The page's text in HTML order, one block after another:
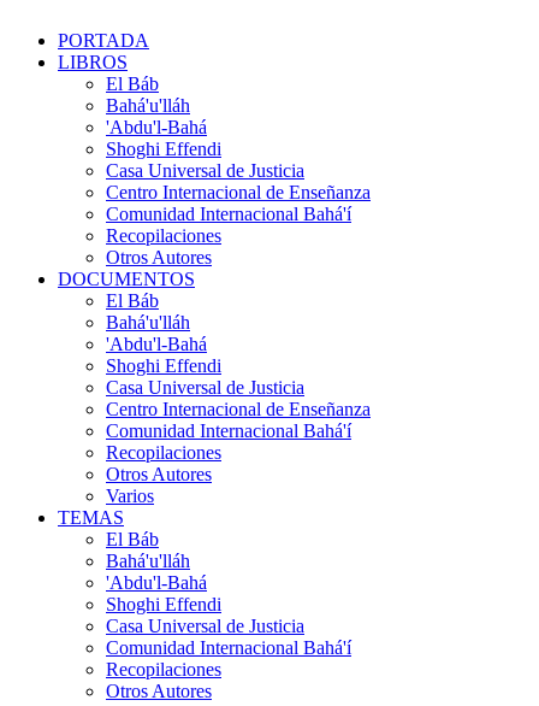
PORTADA
LIBROS
El Báb
Bahá'u'lláh
'Abdu'l-Bahá
Shoghi Effendi
Casa Universal de Justicia
Centro Internacional de Enseñanza
Comunidad Internacional Bahá'í
Recopilaciones
Otros Autores
DOCUMENTOS
El Báb
Bahá'u'lláh
'Abdu'l-Bahá
Shoghi Effendi
Casa Universal de Justicia
Centro Internacional de Enseñanza
Comunidad Internacional Bahá'í
Recopilaciones
Otros Autores
Varios
TEMAS
El Báb
Bahá'u'lláh
'Abdu'l-Bahá
Shoghi Effendi
Casa Universal de Justicia
Comunidad Internacional Bahá'í
Recopilaciones
Otros Autores